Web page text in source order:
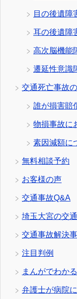
目の後遺障
耳の後遺障
高次脳機能
遷延性意識
交通死亡事故
誰が損害賠
物損事故に
素因減額に
無料相談予約
お客様の声
交通事故Q&A
埼玉大宮の交
交通事故解決
注目判例
まんがでわか
弁護士が病院